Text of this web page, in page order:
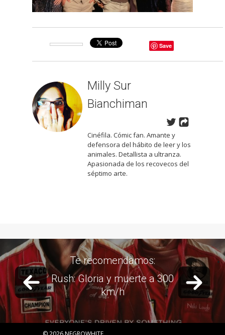
Save
Milly Sur
Bianchiman
Cinéfila. Cómic fan. Amante y
defensora del hábito de leer y los
animales. Detallista a ultranza.
Apasionada de los recovecos del
séptimo arte.
Previous slide
recomendamos:
Gloria y muerte a 300
km/h